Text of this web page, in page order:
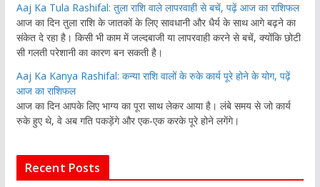
Aaj Ka Tula Rashifal: तुला राशि वाले लापरवाही से बचें, पढ़ें आज का राशिफल
आज का दिन तुला राशि के जातकों के लिए सावधानी और धैर्य के साथ आगे बढ़ने का
संकेत दे रहा है। किसी भी काम में जल्दबाजी या लापरवाही करने से बचें, क्योंकि छोटी
सी गलती परेशानी का कारण बन सकती है।
Aaj Ka Kanya Rashifal: कन्या राशि वालों के रुके कार्य पूरे होने के योग, पढ़ें
आज का राशिफल
आज का दिन आपके लिए भाग्य का पूरा साथ लेकर आया है। लंबे समय से जो कार्य
रुके हुए थे, वे अब गति पकड़ेंगे और एक-एक करके पूरे होने लगेंगे।
Recent Posts